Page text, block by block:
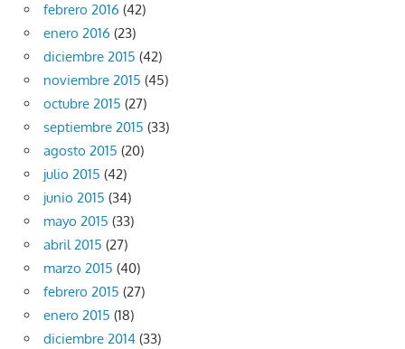
febrero 2016 (42)
enero 2016 (23)
diciembre 2015 (42)
noviembre 2015 (45)
octubre 2015 (27)
septiembre 2015 (33)
agosto 2015 (20)
julio 2015 (42)
junio 2015 (34)
mayo 2015 (33)
abril 2015 (27)
marzo 2015 (40)
febrero 2015 (27)
enero 2015 (18)
diciembre 2014 (33)